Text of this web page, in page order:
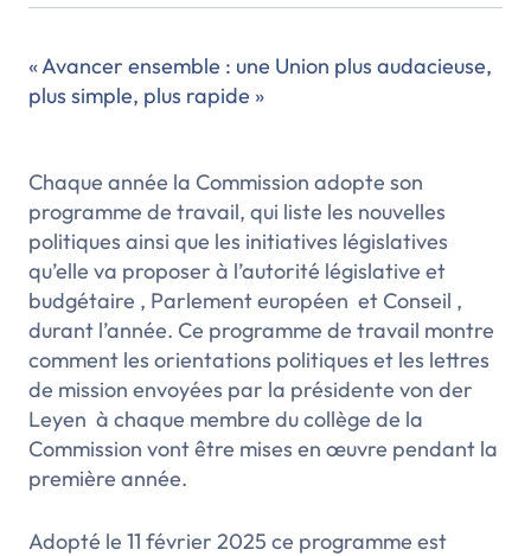
« Avancer ensemble : une Union plus audacieuse,
plus simple, plus rapide »
Chaque année la Commission adopte son
programme de travail, qui liste les nouvelles
politiques ainsi que les initiatives législatives
qu’elle va proposer à l’autorité législative et
budgétaire , Parlement européen et Conseil ,
durant l’année. Ce programme de travail montre
comment les orientations politiques et les lettres
de mission envoyées par la présidente von der
Leyen à chaque membre du collège de la
Commission vont être mises en œuvre pendant la
première année.
Adopté le 11 février 2025 ce programme est